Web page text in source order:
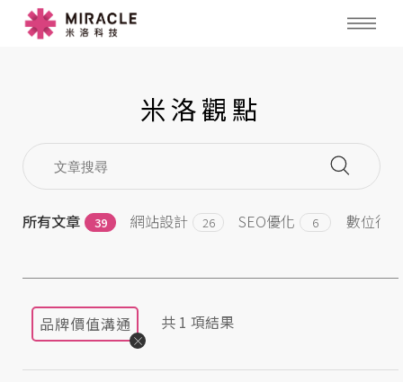
米洛觀點
所有文章 39 網站設計 26 SEO優化 6 數位行銷
品牌價值溝通 共 1 項結果